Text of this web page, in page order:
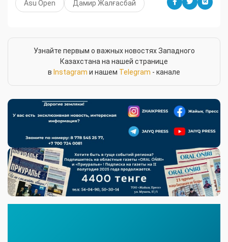
Asu Open Дамир Жалғасбай
Узнайте первым о важных новостях Западного
Казахстана на нашей странице
в Instagram и нашем Telegram - канале